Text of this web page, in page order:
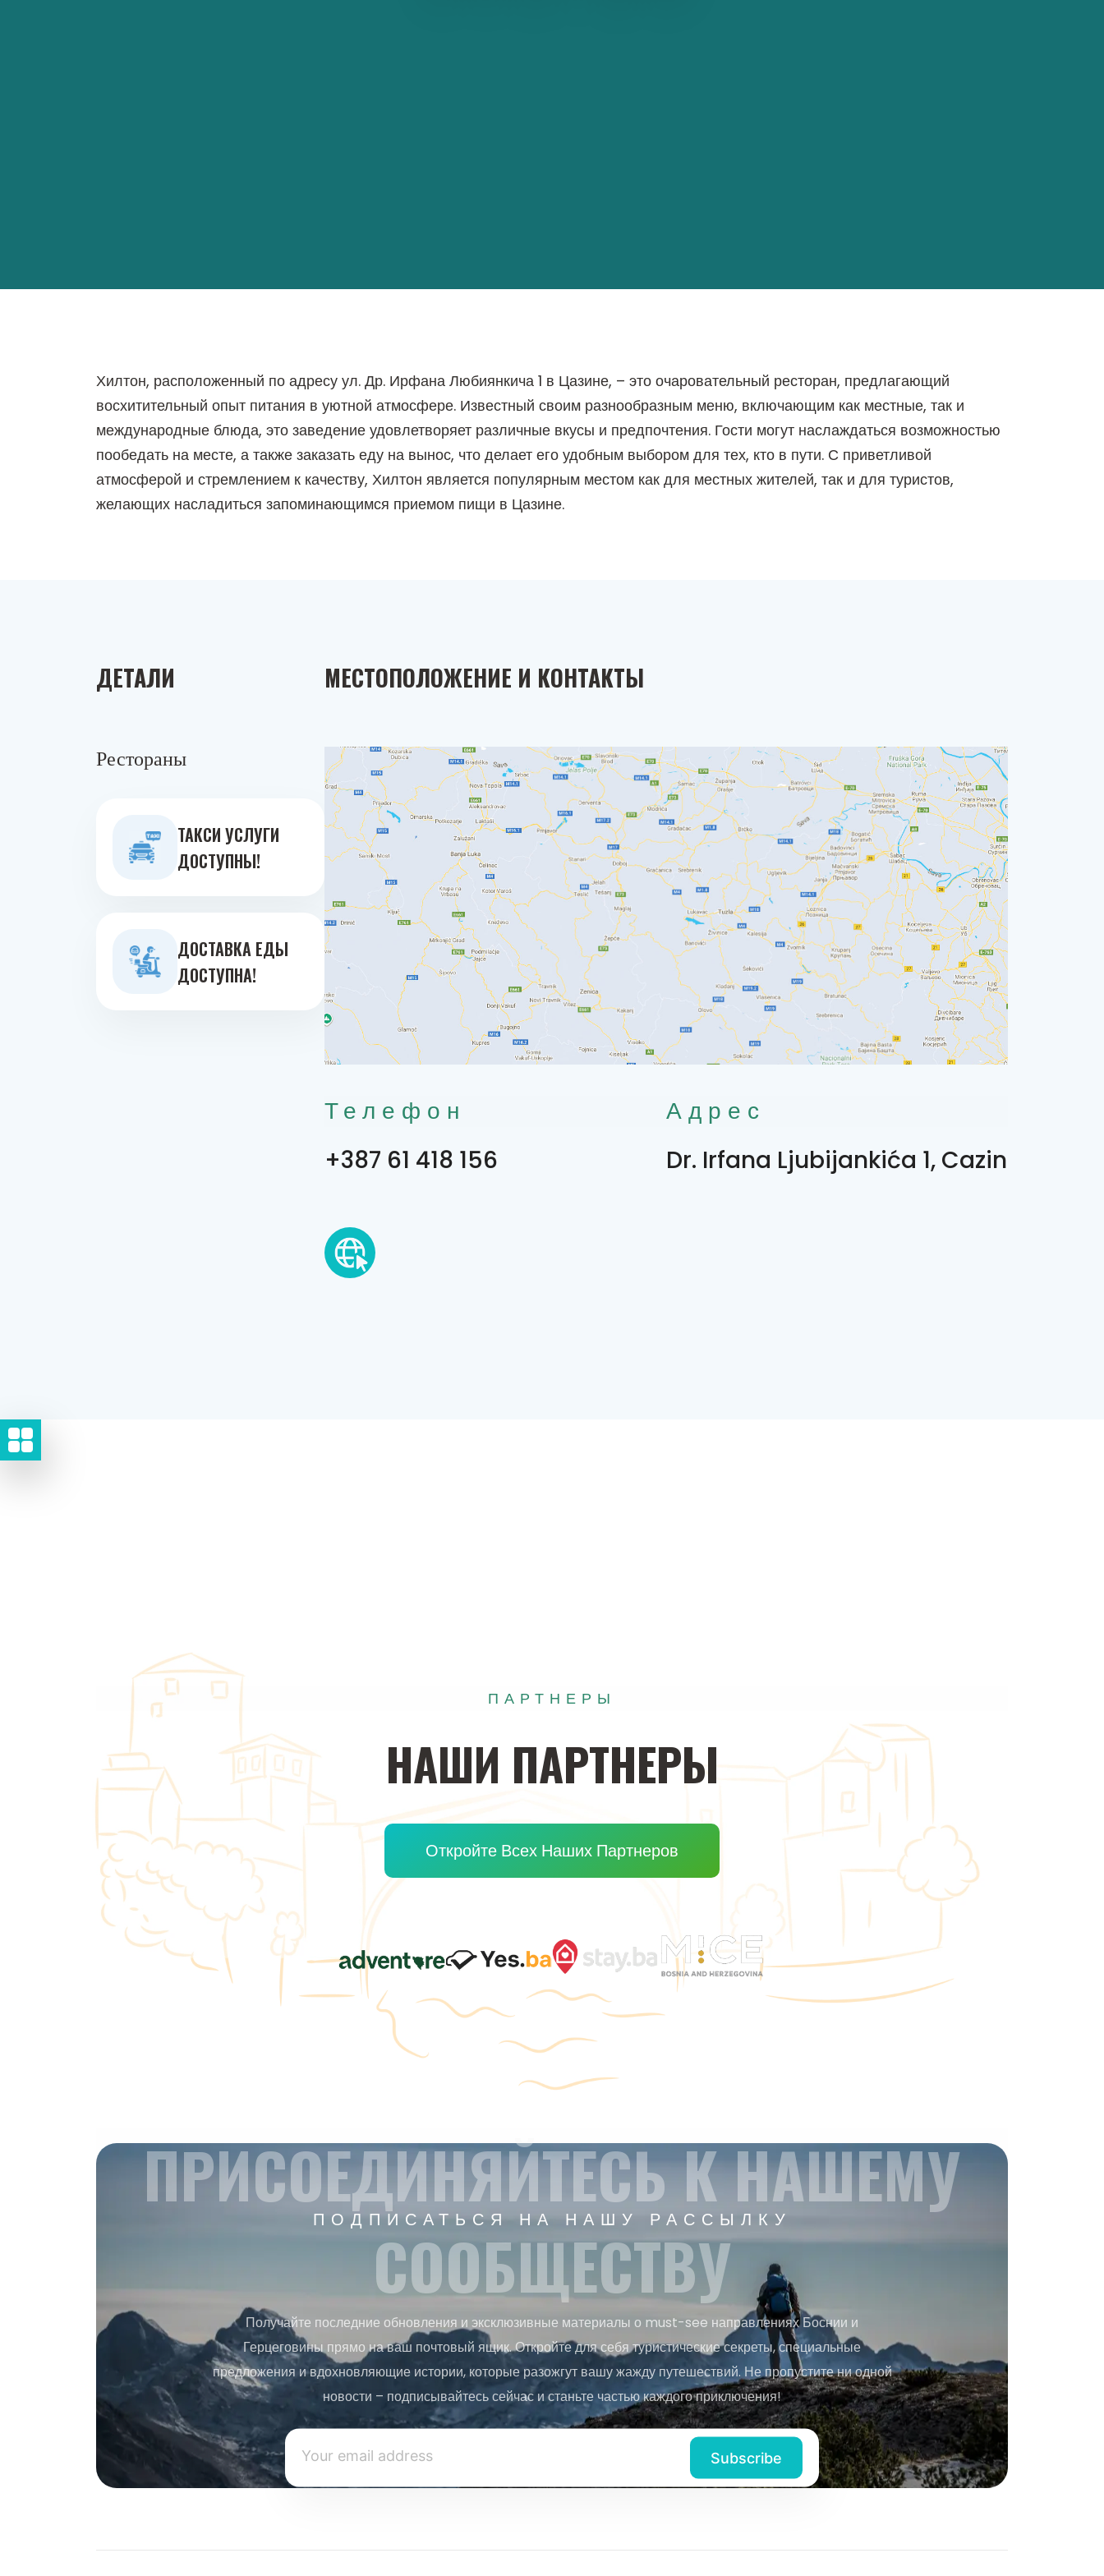
Хилтон, расположенный по адресу ул. Др. Ирфана Любиянкича 1 в Цазине, – это очаровательный ресторан, предлагающий
восхитительный опыт питания в уютной атмосфере. Известный своим разнообразным меню, включающим как местные, так и
международные блюда, это заведение удовлетворяет различные вкусы и предпочтения. Гости могут наслаждаться возможностью
пообедать на месте, а также заказать еду на вынос, что делает его удобным выбором для тех, кто в пути. С приветливой
атмосферой и стремлением к качеству, Хилтон является популярным местом как для местных жителей, так и для туристов,
желающих насладиться запоминающимся приемом пищи в Цазине.
ДЕТАЛИ
Рестораны
ТАКСИ УСЛУГИ
ДОСТУПНЫ!
ДОСТАВКА ЕДЫ
ДОСТУПНА!
МЕСТОПОЛОЖЕНИЕ И КОНТАКТЫ
Телефон
+387 61 418 156
Адрес
Dr. Irfana Ljubijankića 1, Cazin
ПАРТНЕРЫ
НАШИ ПАРТНЕРЫ
Откройте Всех Наших Партнеров
ПОДПИСАТЬСЯ НА НАШУ РАССЫЛКУ
ПРИСОЕДИНЯЙТЕСЬ К НАШЕМУ
СООБЩЕСТВУ
Получайте последние обновления и эксклюзивные материалы о must-see направлениях Боснии и
Герцеговины прямо на ваш почтовый ящик. Откройте для себя туристические секреты, специальные
предложения и вдохновляющие истории, которые разожгут вашу жажду путешествий. Не пропустите ни одной
новости – подписывайтесь сейчас и станьте частью каждого приключения!